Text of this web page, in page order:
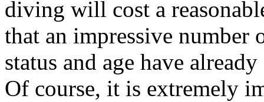
diving will cost a
that an impressive
status and age have
Of course, it is extremely